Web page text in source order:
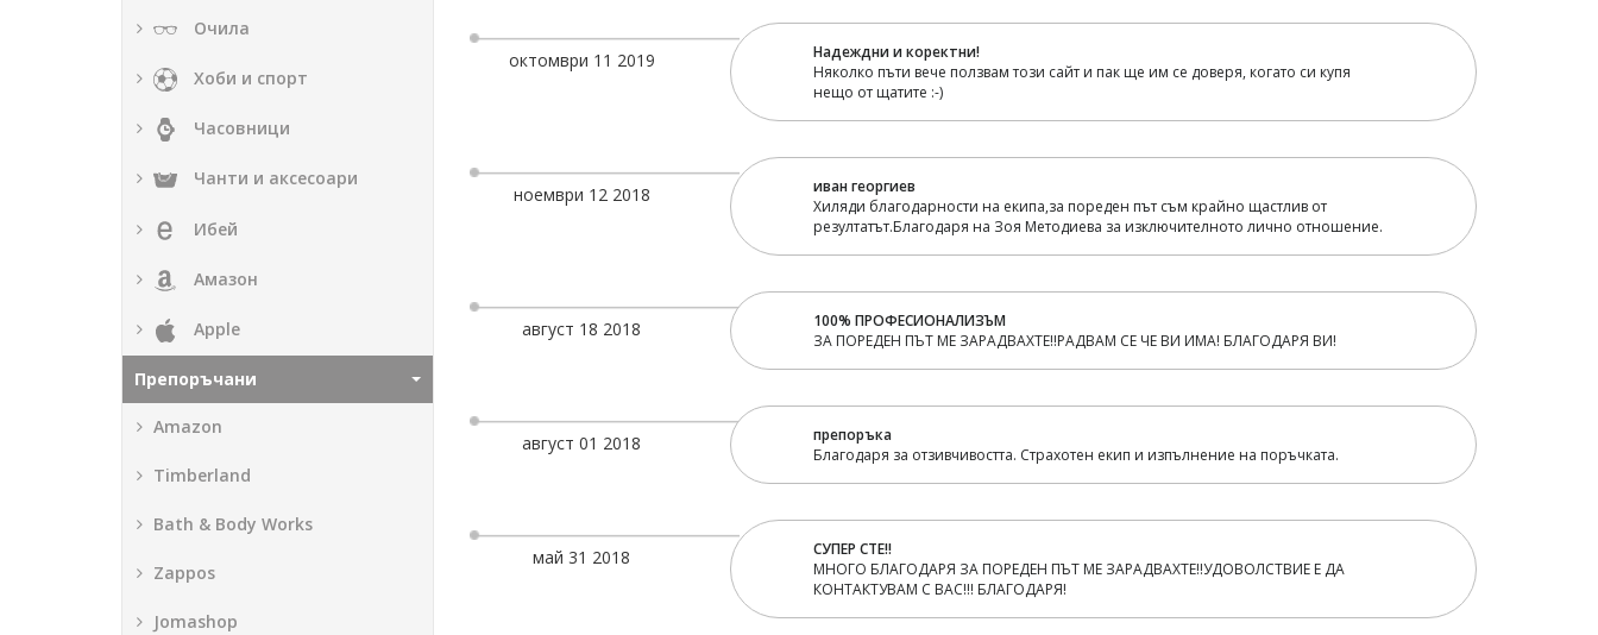
Очила
Хоби и спорт
Часовници
Чанти и аксесоари
Ибей
Амазон
Apple
Препоръчани
Amazon
Timberland
Bath & Body Works
Zappos
Jomashop
октомври 11 2019
Надеждни и коректни!
Няколко пъти вече ползвам този сайт и пак ще им се доверя, когато си купя
нещо от щатите :-)
ноември 12 2018
иван георгиев
Хиляди благодарности на екипа,за пореден път съм крайно щастлив от
резултатът.Благодаря на Зоя Методиева за изключителното лично отношение.
август 18 2018
100% ПРОФЕСИОНАЛИЗЪМ
ЗА ПОРЕДЕН ПЪТ МЕ ЗАРАДВАХТЕ!!РАДВАМ СЕ ЧЕ ВИ ИМА! БЛАГОДАРЯ ВИ!
август 01 2018
препоръка
Благодаря за отзивчивостта. Страхотен екип и изпълнение на поръчката.
май 31 2018
СУПЕР СТЕ!!
МНОГО БЛАГОДАРЯ ЗА ПОРЕДЕН ПЪТ МЕ ЗАРАДВАХТЕ!!УДОВОЛСТВИЕ Е ДА
КОНТАКТУВАМ С ВАС!!! БЛАГОДАРЯ!